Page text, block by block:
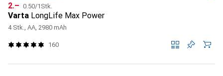
CHF
2.– CHF
0.50/1Stk.
Varta LongLife Max Power
4 Stk., AA, 2980 mAh
160